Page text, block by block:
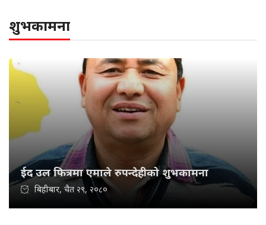
शुभकामना
ईद उल फित्रमा एमाले रुपन्देहीको शुभकामना
बिहीबार, चैत २९, २०८०